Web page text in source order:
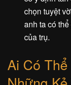
chọn tuyệt
anh ta có
của trụ.
Ai Có